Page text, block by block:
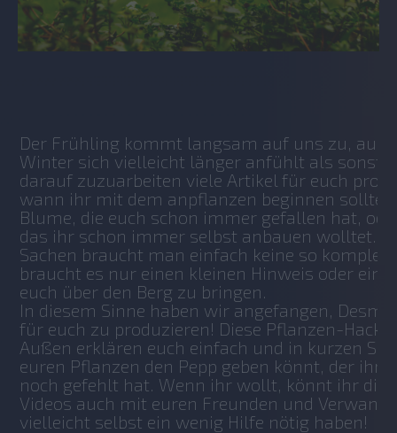
Der Frühling kommt langsam auf uns zu,
Winter sich vielleicht länger anfühlt als sonst.
darauf zuzuarbeiten viele Artikel für euch
wann ihr mit dem anpflanzen beginnen solltet.
Blume, die euch schon immer gefallen hat,
das ihr schon immer selbst anbauen wolltet.
Sachen braucht man einfach keine so
braucht es nur einen kleinen Hinweis oder eine
euch über den Berg zu bringen.
In diesem Sinne haben wir angefangen,
für euch zu produzieren! Diese Pflanzen-
Außen erklären euch einfach und in kurzen
euren Pflanzen den Pepp geben könnt, der
noch gefehlt hat. Wenn ihr wollt, könnt ihr
Videos auch mit euren Freunden und
vielleicht selbst ein wenig Hilfe nötig haben!